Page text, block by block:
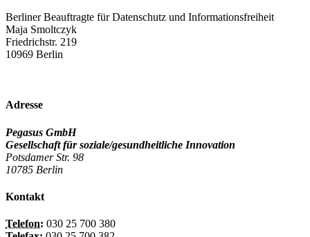
Berliner Beauftragte für Datenschutz und Informationsfreiheit
Maja Smoltczyk
Friedrichstr. 219
10969 Berlin
Adresse
Pegasus GmbH
Gesellschaft für soziale/gesundheitliche Innovation
Potsdamer Str. 98
10785 Berlin
Kontakt
Telefon: 030 25 700 380